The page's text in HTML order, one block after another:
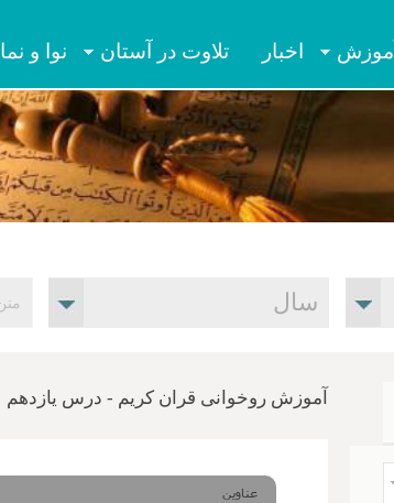
آموزش اخبار تلاوت در آستان نوا و نما
آموزش روخوانی قران کریم - درس یازدهم